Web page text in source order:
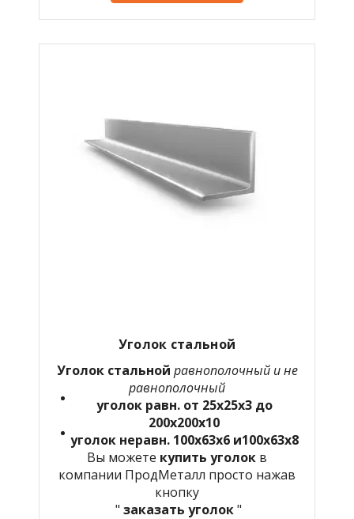
Уголок стальной
Уголок стальной равнополочный и не
равнополочный
уголок равн. от 25х25х3 до
200х200х10
уголок неравн. 100х63х6 и100х63х8
Вы можете купить уголок в
компании ПродМеталл просто нажав
кнопку
" заказать уголок"